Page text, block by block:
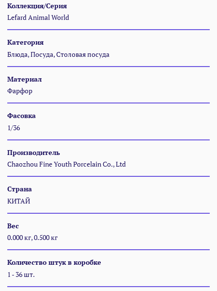
Коллекция/Серия
Lefard Animal World
Категория
Блюда, Посуда, Столовая посуда
Материал
Фарфор
Фасовка
1/36
Производитель
Chaozhou Fine Youth Porcelain Co., Ltd
Страна
КИТАЙ
Вес
0.000 кг, 0.500 кг
Количество штук в коробке
1 - 36 шт.